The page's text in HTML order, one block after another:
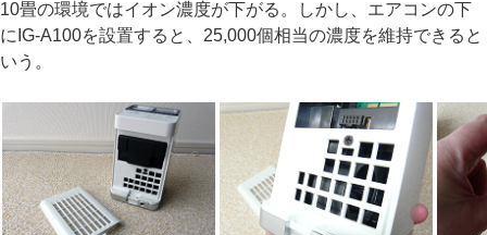
10畳の環境ではイオン濃度が下がる。しかし、エアコンの下
にIG-A100を設置すると、25,000個相当の濃度を維持できると
いう。